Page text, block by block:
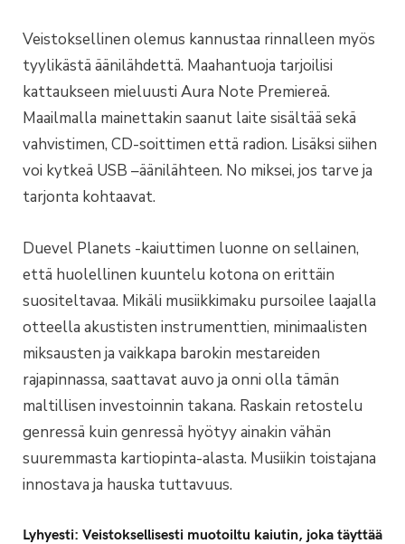
Veistoksellinen olemus kannustaa rinnalleen myös
tyylikästä äänilähdettä. Maahantuoja tarjoilisi
kattaukseen mieluusti Aura Note Premiereä.
Maailmalla mainettakin saanut laite sisältää sekä
vahvistimen, CD-soittimen että radion. Lisäksi siihen
voi kytkeä USB –äänilähteen. No miksei, jos tarve ja
tarjonta kohtaavat.
Duevel Planets -kaiuttimen luonne on sellainen,
että huolellinen kuuntelu kotona on erittäin
suositeltavaa. Mikäli musiikkimaku pursoilee laajalla
otteella akustisten instrumenttien, minimaalisten
miksausten ja vaikkapa barokin mestareiden
rajapinnassa, saattavat auvo ja onni olla tämän
maltillisen investoinnin takana. Raskain retostelu
genressä kuin genressä hyötyy ainakin vähän
suuremmasta kartiopinta-alasta. Musiikin toistajana
innostava ja hauska tuttavuus.
Lyhyesti: Veistoksellisesti muotoiltu kaiutin, joka täyttää